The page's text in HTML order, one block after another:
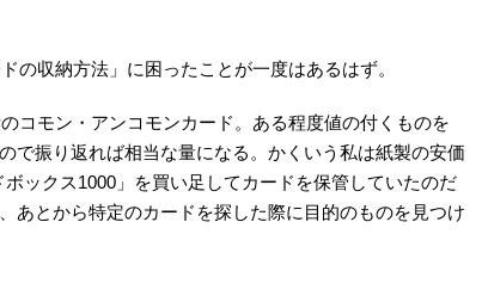
の収納方法」に困ったことが一度はあるはず。
コモン・アンコモンカード。ある程度値の付くものを
で振り返れば相当な量になる。かくいう私は紙製の安価
ックス1000」を買い足してカードを保管していたのだ
あとから特定のカードを探した際に目的のものを見つけ